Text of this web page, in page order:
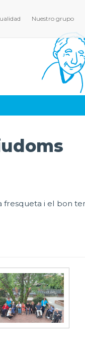
Nuestro grupo
fresqueta i el bon